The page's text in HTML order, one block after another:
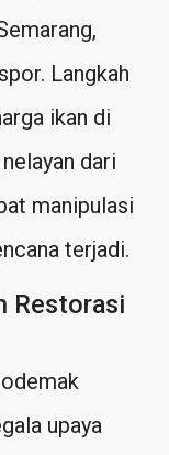
Langkah
ikan di
dari
manipulasi
terjadi.
Restorasi
upaya